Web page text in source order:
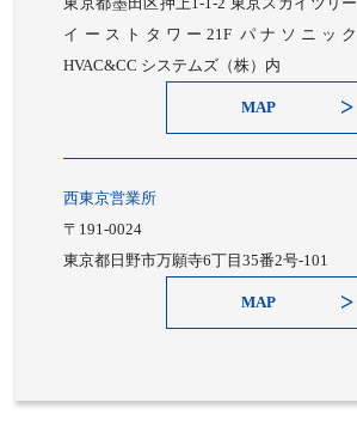
イーストタワー21F パナソニック
HVAC&CC システムズ（株）内
MAP
西東京営業所
〒191-0024
東京都日野市万願寺6丁目35番2号-101
MAP